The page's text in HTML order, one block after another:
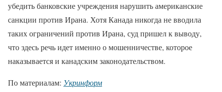
убедить банковские учреждения нарушить американские
санкции против Ирана. Хотя Канада никогда не вводила
таких ограничений против Ирана, суд пришел к выводу,
что здесь речь идет именно о мошенничестве, которое
наказывается и канадским законодательством.
По материалам: Укринформ